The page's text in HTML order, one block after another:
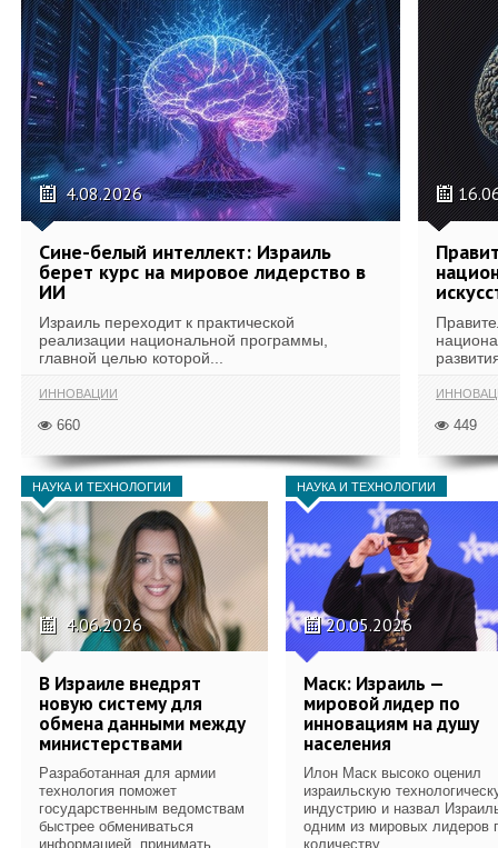
4.08.2026
Сине-белый интеллект: Израиль
берет курс на мировое лидерство в
ИИ
Израиль переходит к практической
реализации национальной программы,
главной целью которой...
ИННОВАЦИИ
660 449
НАУКА И ТЕХНОЛОГИИ
4.06.2026
В Израиле внедрят
новую систему для
обмена данными между
министерствами
Разработанная для армии
технология поможет
государственным ведомствам
быстрее обмениваться
информацией, принимать...
НАУКА И ТЕХНОЛОГИИ
20.05.2026
Маск: Израиль —
мировой лидер по
инновациям на душу
населения
Илон Маск высоко оценил
израильскую
индустрию и назвал
одним из мировых лидеров
количеству...